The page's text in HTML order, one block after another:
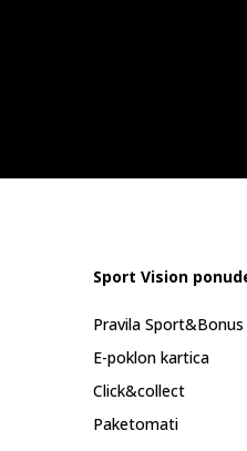
Sport Vision
Pravila
E-poklon kartica
Click&collect
Paketomati